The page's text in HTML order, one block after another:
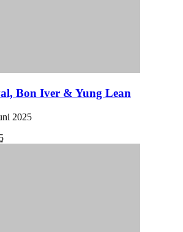
Bon Iver & Yung Lean
2025